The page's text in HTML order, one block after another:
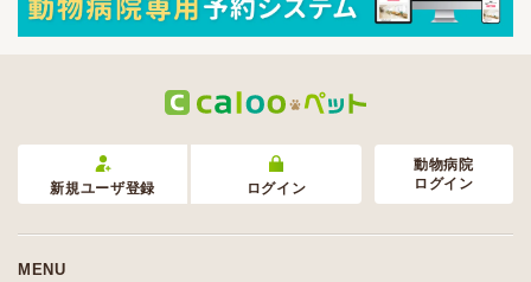
新規ユーザ登録 ログイン
動物病院
ログイン
MENU